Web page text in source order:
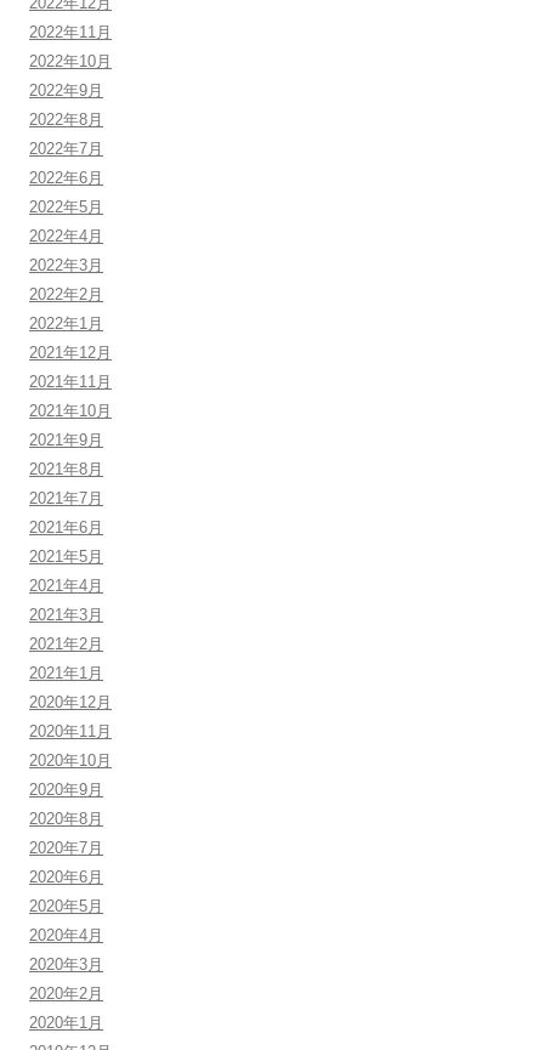
2022年11月
2022年10月
2022年9月
2022年8月
2022年7月
2022年6月
2022年5月
2022年4月
2022年3月
2022年2月
2022年1月
2021年12月
2021年11月
2021年10月
2021年9月
2021年8月
2021年7月
2021年6月
2021年5月
2021年4月
2021年3月
2021年2月
2021年1月
2020年12月
2020年11月
2020年10月
2020年9月
2020年8月
2020年7月
2020年6月
2020年5月
2020年4月
2020年3月
2020年2月
2020年1月